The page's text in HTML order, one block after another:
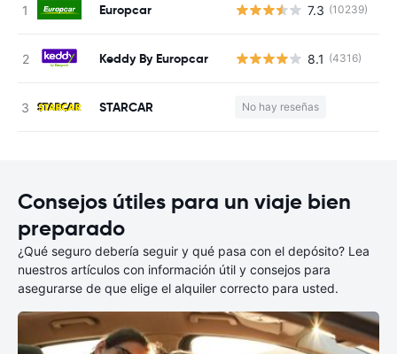
Europcar 7.3 (10239)
Keddy By Europcar 8.1 (4316)
STARCAR No hay reseñas
Consejos útiles para un viaje bien
preparado
¿Qué seguro debería seguir y qué pasa con el depósito? Lea
nuestros artículos con información útil y consejos para
asegurarse de que elige el alquiler correcto para usted.